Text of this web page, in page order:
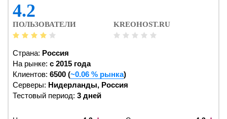
4.2
ПОЛЬЗОВАТЕЛИ KREOHOST.RU
Страна: Россия
На рынке: c 2015 года
Клиентов: 6500 (~0.06 % рынка)
Серверы: Нидерланды, Россия
Тестовый период: 3 дней